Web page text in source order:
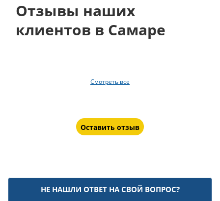
Отзывы наших
клиентов в Самаре
Смотреть все
Оставить отзыв
НЕ НАШЛИ ОТВЕТ НА СВОЙ ВОПРОС?